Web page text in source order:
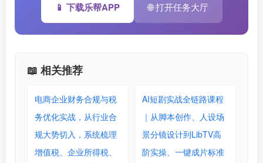
📱 下载乐帮APP 🌐 打开任务大厅
📖 相关推荐
电商企业财务合规与税
务优化实战，从行业合
规大势切入，系统梳理
增值税、企业所得税、
AI短剧实战全链路课程
｜从脚本创作、人设场
景分镜设计到LibTV高
阶实操、一键成片标准